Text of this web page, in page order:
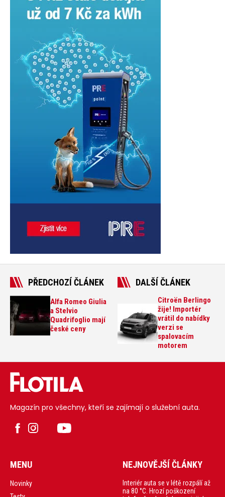
PŘEDCHOZÍ ČLÁNEK
Alfa Romeo Giulia
a Stelvio
Quadrifoglio mají
české ceny
DALŠÍ ČLÁNEK
Citroën Berlingo
žije! Importér
vrátil do nabídky
verzi se
spalovacím
motorem
Magazín pro všechny, kteří se zajímají o služební auta.
MENU
Novinky
NEJNOVĚJŠÍ ČLÁNKY
Interiér auta se v létě rozpálí až
na 80 °C. Hrozí poškození